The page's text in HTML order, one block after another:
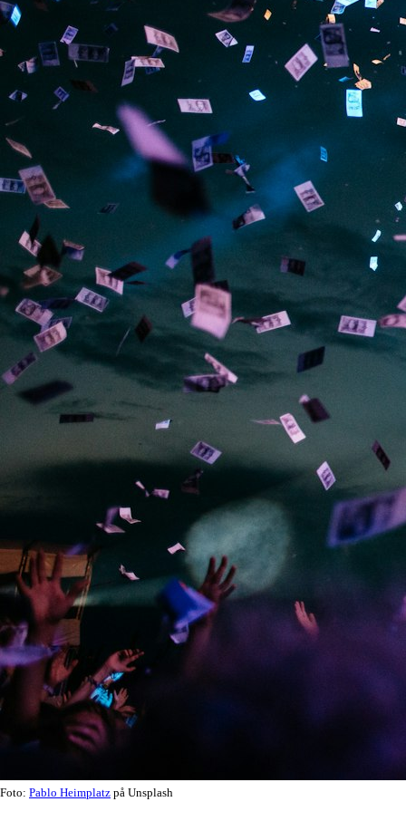
Foto: Pablo Heimplatz på Unsplash